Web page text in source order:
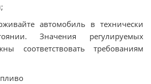
автомобиль в технически
Значения регулируемых
соответствовать требованиям